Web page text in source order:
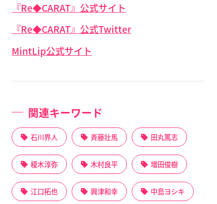
『Re◆CARAT』公式サイト
『Re◆CARAT』公式Twitter
MintLip公式サイト
関連キーワード
石川界人 斉藤壮馬 田丸篤志
榎木淳弥 木村良平 増田俊樹
江口拓也 興津和幸 中島ヨシキ